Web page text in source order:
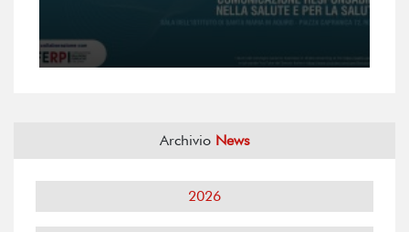
Archivio News
2026